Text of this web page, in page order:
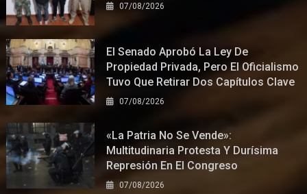
07/08/2026
El Senado Aprobó La Ley De
Propiedad Privada, Pero El Oficialismo
Tuvo Que Retirar Dos Capítulos Clave
07/08/2026
«La Patria No Se Vende»:
Multitudinaria Protesta Y Durísima
Represión En El Congreso
07/08/2026